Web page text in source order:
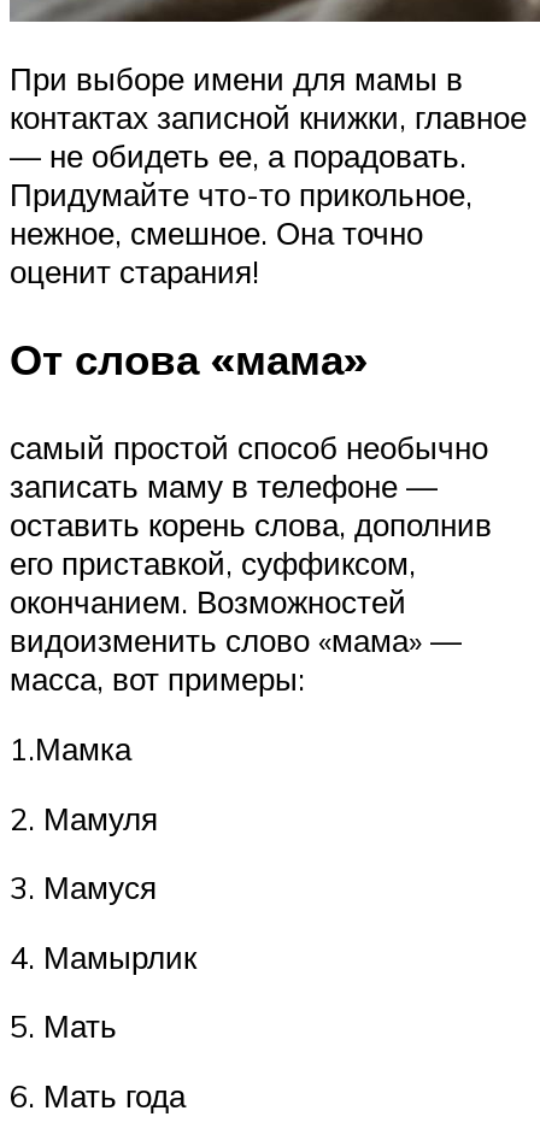
При выборе имени для мамы в
контактах записной книжки, главное
— не обидеть ее, а порадовать.
Придумайте что-то прикольное,
нежное, смешное. Она точно
оценит старания!
От слова «мама»
самый простой способ необычно
записать маму в телефоне —
оставить корень слова, дополнив
его приставкой, суффиксом,
окончанием. Возможностей
видоизменить слово «мама» —
масса, вот примеры:
1.Мамка
2. Мамуля
3. Мамуся
4. Мамырлик
5. Мать
6. Мать года